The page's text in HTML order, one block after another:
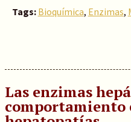
Tags: Bioquímica, Enzimas,
Las enzimas
comportamiento